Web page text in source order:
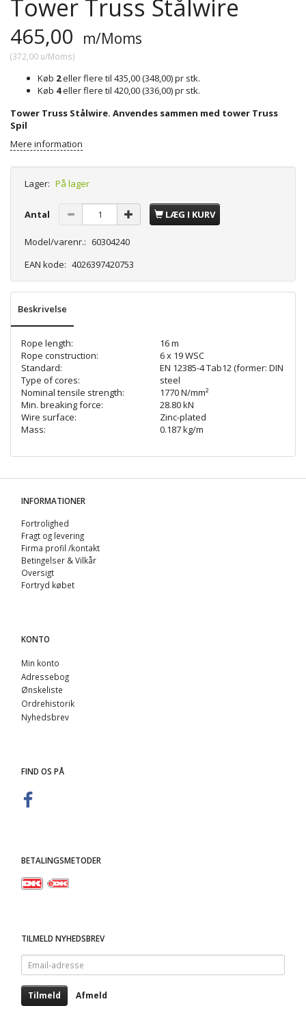
Tower Truss Stålwire
465,00 m/Moms
(372,00 u/Moms)
Køb 2eller flere til 435,00(348,00)pr stk.
Køb 4eller flere til 420,00(336,00)pr stk.
Tower Truss Stålwire. Anvendes sammen med tower Truss
Spil
Mere information
Lager: På lager
Antal LÆG I KURV
Model/varenr.: 60304240
EAN kode: 4026397420753
Beskrivelse
Rope length:
16 m
Rope construction:
6 x 19 WSC
Standard:
EN 12385-4 Tab12 (former: DIN 3060
Type of cores:
steel
Nominal tensile strength:
1770 N/mm²
Min. breaking force:
28.80 kN
Wire surface:
Zinc-plated
Mass:
0.187 kg/m
INFORMATIONER
Fortrolighed
Fragt og levering
Firma profil /kontakt
Betingelser & Vilkår
Oversigt
Fortryd købet
KONTO
Min konto
Adressebog
Ønskeliste
Ordrehistorik
Nyhedsbrev
FIND OS PÅ
BETALINGSMETODER
TILMELD NYHEDSBREV
Email-
adresse
Tilmeld Afmeld